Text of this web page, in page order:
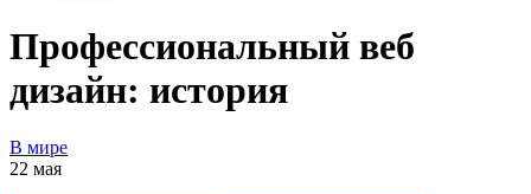
Профессиональный веб
дизайн: история
В мире
22 мая